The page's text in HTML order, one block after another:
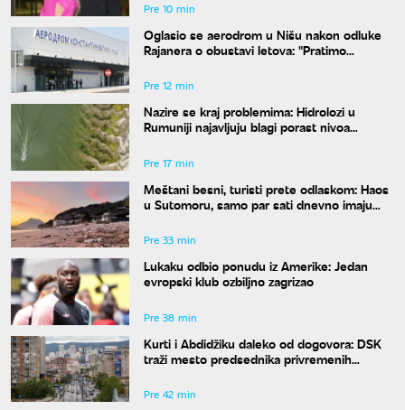
Pre 10 min
Oglasio se aerodrom u Nišu nakon odluke
Rajanera o obustavi letova: "Pratimo
Pre 12 min
Nazire se kraj problemima: Hidrolozi u
Rumuniji najavljuju blagi porast nivoa
Pre 17 min
Meštani besni, turisti prete odlaskom: Haos
u Sutomoru, samo par sati dnevno imaju
Pre 33 min
Lukaku odbio ponudu iz Amerike: Jedan
evropski klub ozbiljno zagrizao
Pre 38 min
Kurti i Abdidžiku daleko od dogovora: DSK
traži mesto predsednika privremenih
Pre 42 min